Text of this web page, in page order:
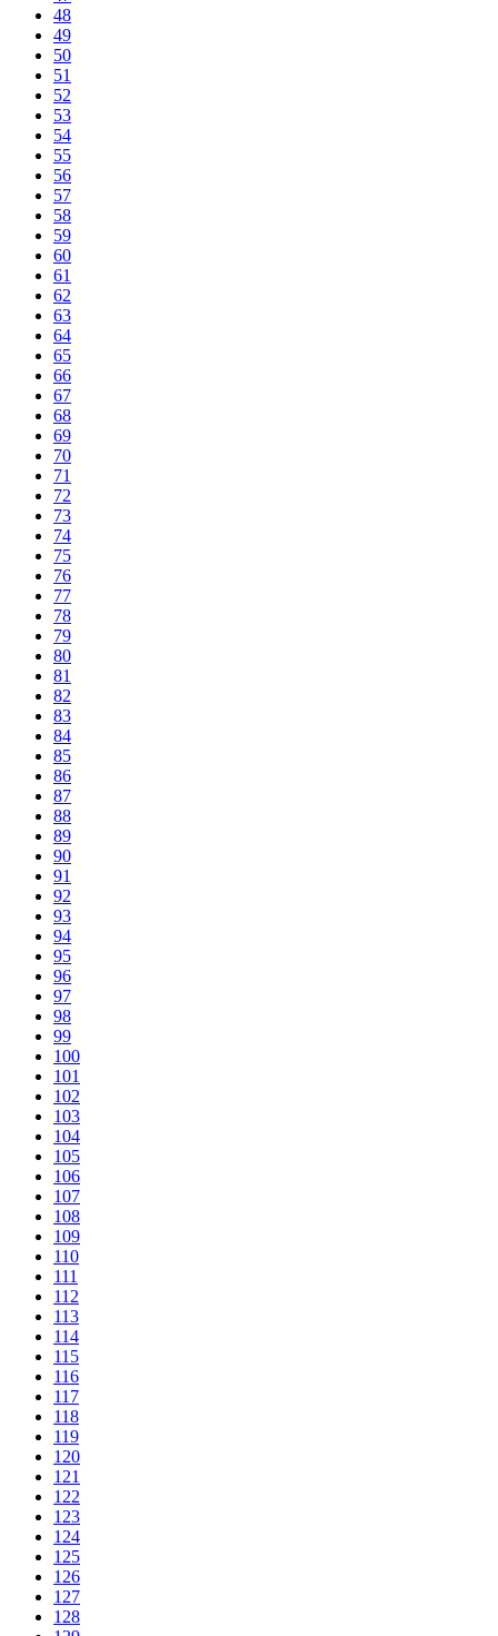
48
49
50
51
52
53
54
55
56
57
58
59
60
61
62
63
64
65
66
67
68
69
70
71
72
73
74
75
76
77
78
79
80
81
82
83
84
85
86
87
88
89
90
91
92
93
94
95
96
97
98
99
100
101
102
103
104
105
106
107
108
109
110
111
112
113
114
115
116
117
118
119
120
121
122
123
124
125
126
127
128